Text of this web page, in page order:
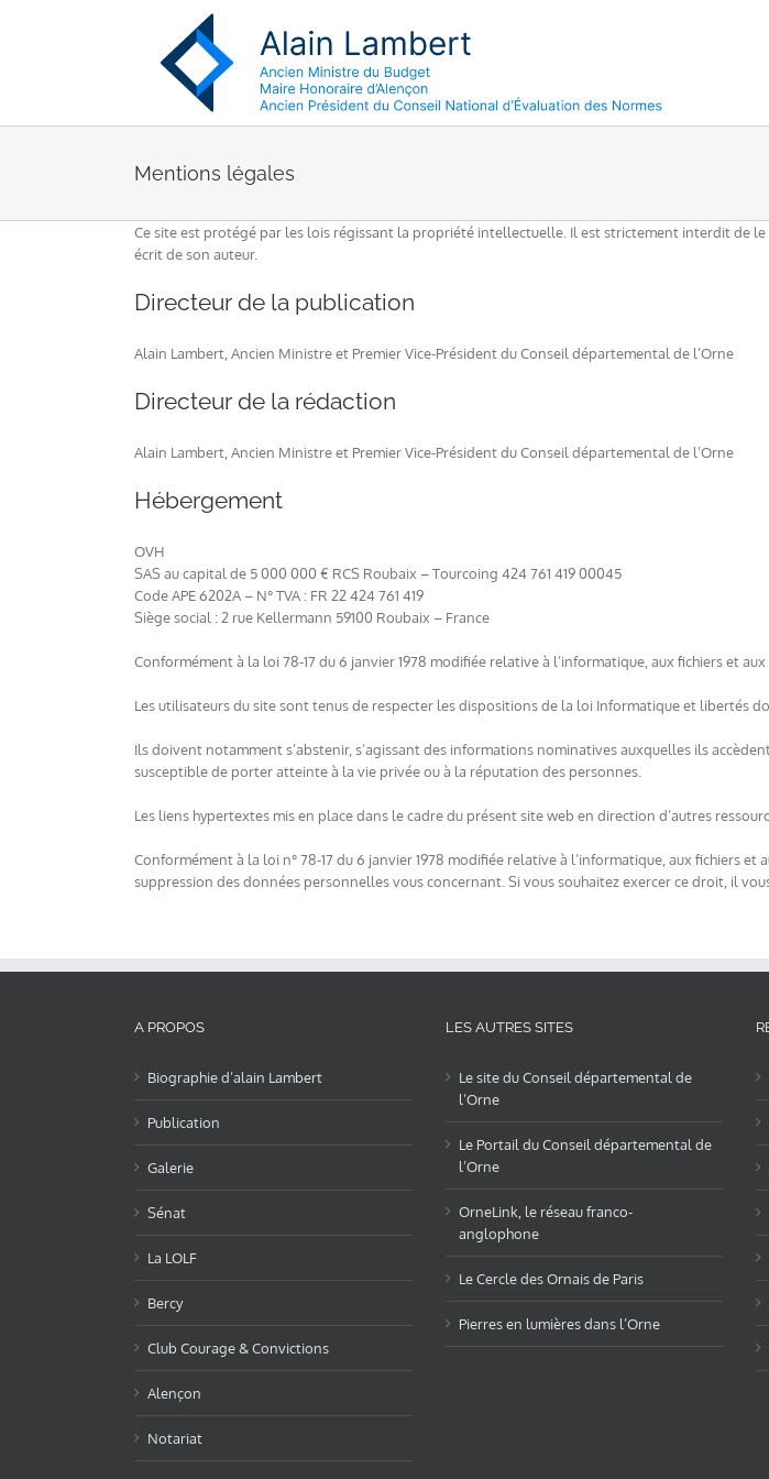
Mentions légales
Ce site est protégé par les lois régissant la propriété intellectuelle. Il est strictement interdit de
écrit de son auteur.
Directeur de la publication
Alain Lambert, Ancien Ministre et Premier Vice-Président du Conseil départemental de l’Orne
Directeur de la rédaction
Alain Lambert, Ancien Ministre et Premier Vice-Président du Conseil départemental de l’Orne
Hébergement
OVH
SAS au capital de 5 000 000 € RCS Roubaix – Tourcoing 424 761 419 00045
Code APE 6202A – N° TVA : FR 22 424 761 419
Siège social : 2 rue Kellermann 59100 Roubaix – France
Conformément à la loi 78-17 du 6 janvier 1978 modifiée relative à l’informatique, aux fichiers et
Les utilisateurs du site sont tenus de respecter les dispositions de la loi Informatique et libertés
Ils doivent notamment s’abstenir, s’agissant des informations nominatives auxquelles ils
susceptible de porter atteinte à la vie privée ou à la réputation des personnes.
Les liens hypertextes mis en place dans le cadre du présent site web en direction d’autres
Conformément à la loi n° 78-17 du 6 janvier 1978 modifiée relative à l’informatique, aux fichiers
suppression des données personnelles vous concernant. Si vous souhaitez exercer ce droit, il
A PROPOS
Biographie d’alain Lambert
Publication
Galerie
Sénat
La LOLF
Bercy
Club Courage & Convictions
Alençon
Notariat
LES AUTRES SITES
Le site du Conseil départemental de
l’Orne
Le Portail du Conseil départemental de
l’Orne
OrneLink, le réseau franco-
anglophone
Le Cercle des Ornais de Paris
Pierres en lumières dans l’Orne